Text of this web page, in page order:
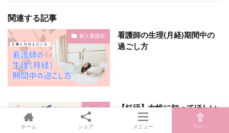
関連する記事
新人看護師
看護師の生理(月経)期間中の
過ごし方
妊活
【妊活】女性に知ってほしい
子宮外妊娠の話③（体験談・
手術から術後まで）
ホーム シェア メニュー TOPへ